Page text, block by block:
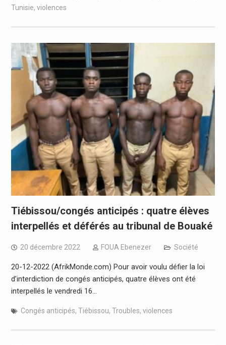
Tunisie, violences
Tiébissou/congés anticipés : quatre élèves
interpellés et déférés au tribunal de Bouaké
20 décembre 2022 FOUA Ebenezer Société
20-12-2022 (AfrikMonde.com) Pour avoir voulu défier la loi
d’interdiction de congés anticipés, quatre élèves ont été
interpellés le vendredi 16…
Congés anticipés, Tiébissou, Troubles, violences